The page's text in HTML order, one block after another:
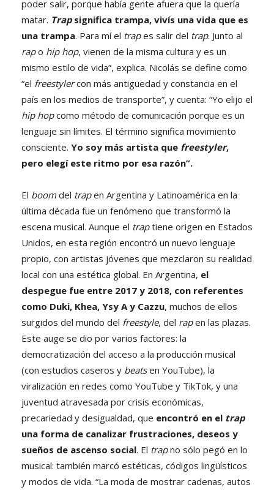
poder salir, porque había gente afuera que la quería
matar. Trapsignifica trampa, vivís una vida que es
una trampa. Para mí el trapes salir del trap. Junto al
rapo hip hop, vienen de la misma cultura y es un
mismo estilo de vida”, explica. Nicolás se define como
“el freestylercon más antigüedad y constancia en el
país en los medios de transporte”, y cuenta: “Yo elijo el
hip hopcomo método de comunicación porque es un
lenguaje sin límites. El término significa movimiento
consciente. Yo soy más artista que freestyler,
pero elegí este ritmo por esa razón”.
El boom del trapen Argentina y Latinoamérica en la
última década fue un fenómeno que transformó la
escena musical. Aunque el traptiene origen en Estados
Unidos, en esta región encontró un nuevo lenguaje
propio, con artistas jóvenes que mezclaron su realidad
local con una estética global. En Argentina, el
despegue fue entre 2017 y 2018, con referentes
como Duki, Khea, Ysy A y Cazzu, muchos de ellos
surgidos del mundo del freestyle, del rapen las plazas.
Este auge se dio por varios factores: la
democratización del acceso a la producción musical
(con estudios caseros y beatsen YouTube), la
viralización en redes como YouTube y TikTok, y una
juventud atravesada por crisis económicas,
precariedad y desigualdad, que encontró en el trap
una forma de canalizar frustraciones, deseos y
sueños de ascenso social. El trapno sólo pegó en lo
musical: también marcó estéticas, códigos lingüísticos
y modos de vida. “La moda de mostrar cadenas, autos